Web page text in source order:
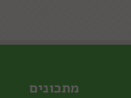
מתכונים